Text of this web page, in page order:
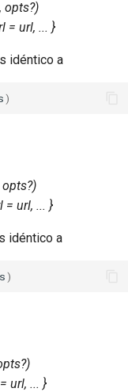
opts?)
= url, ... }
idéntico a
)
= url, ... }
idéntico a
)
url, ... }